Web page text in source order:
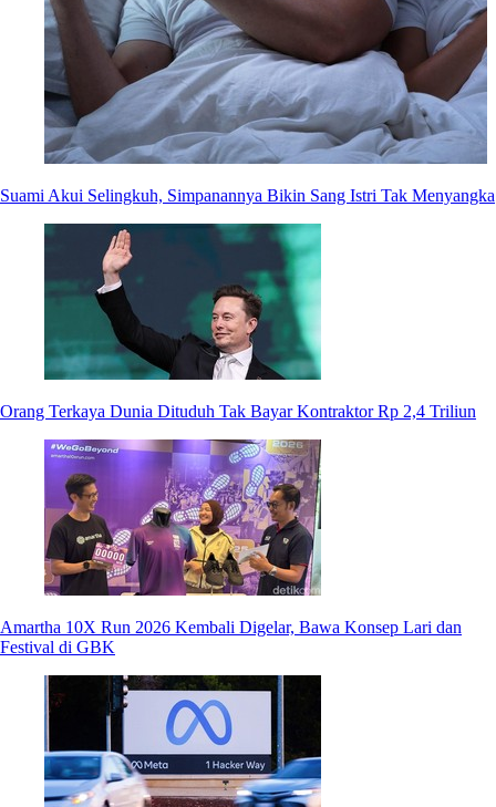
Suami Akui Selingkuh, Simpanannya Bikin Sang Istri Tak Menyangka
Orang Terkaya Dunia Dituduh Tak Bayar Kontraktor Rp 2,4 Triliun
Amartha 10X Run 2026 Kembali Digelar, Bawa Konsep Lari dan
Festival di GBK